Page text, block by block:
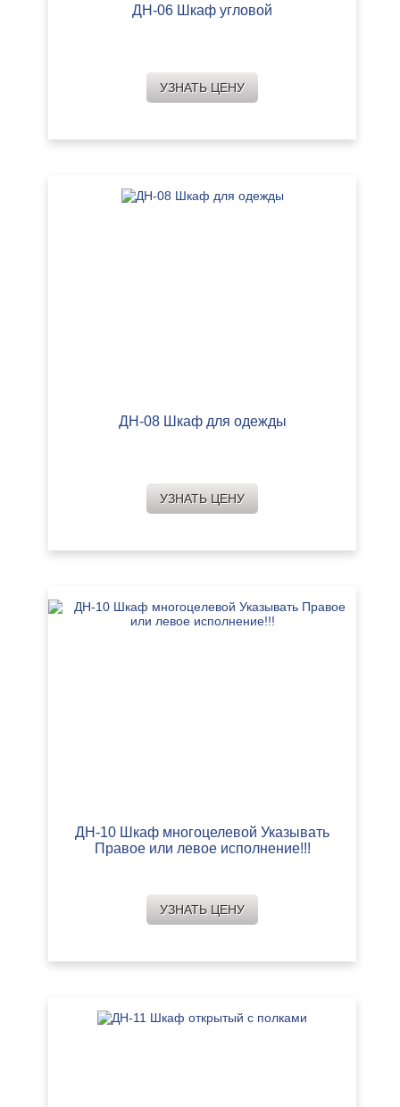
ДН-06 Шкаф угловой
УЗНАТЬ ЦЕНУ
ДН-08 Шкаф для одежды
УЗНАТЬ ЦЕНУ
ДН-10 Шкаф многоцелевой Указывать
Правое или левое исполнение!!!
УЗНАТЬ ЦЕНУ